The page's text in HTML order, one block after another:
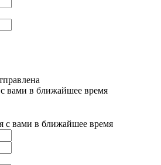
вами в ближайшее время
с вами в ближайшее время